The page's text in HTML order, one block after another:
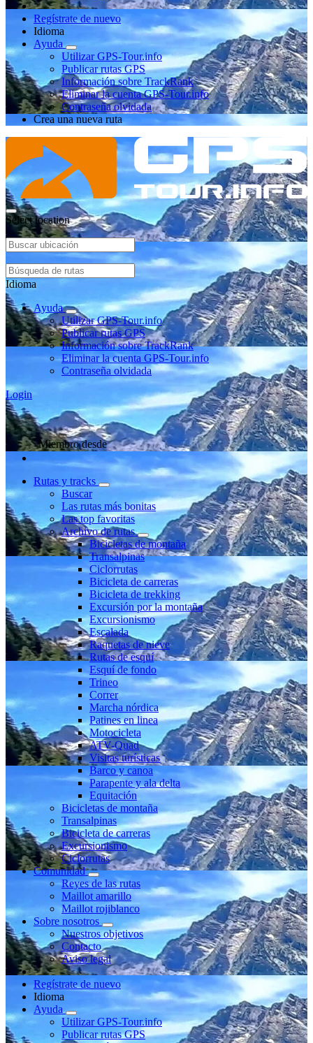
Regístrate de nuevo
Idioma
Ayuda
Utilizar GPS-Tour.info
Publicar rutas GPS
Información sobre TrackRank
Eliminar la cuenta GPS-Tour.info
Contraseña olvidada
Crea una nueva ruta
Select location
Idioma
Ayuda
Utilizar GPS-Tour.info
Publicar rutas GPS
Información sobre TrackRank
Eliminar la cuenta GPS-Tour.info
Contraseña olvidada
Login
Miembro desde
Rutas y tracks
Buscar
Las rutas más bonitas
Las top favoritas
Archivo de rutas
Bicicletas de montaña
Transalpinas
Ciclorrutas
Bicicleta de carreras
Bicicleta de trekking
Excursión por la montaña
Excursionismo
Escalada
Raquetas de nieve
Rutas de esquí
Esquí de fondo
Trineo
Correr
Marcha nórdica
Patines en linea
Motocicleta
ATV-Quad
Visitas turísticas
Barco y canoa
Parapente y ala delta
Equitación
Bicicletas de montaña
Transalpinas
Bicicleta de carreras
Excursionismo
Ciclorrutas
Comunidad
Reyes de las rutas
Maillot amarillo
Maillot rojiblanco
Sobre nosotros
Nuestros objetivos
Contacto
Aviso legal
Regístrate de nuevo
Idioma
Ayuda
Utilizar GPS-Tour.info
Publicar rutas GPS